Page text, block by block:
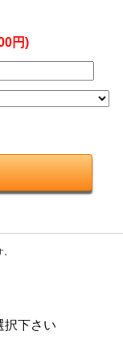
円)
択下さい